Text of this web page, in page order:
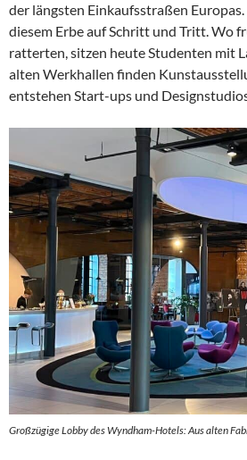
der längsten Einkaufsstraßen
diesem Erbe auf Schritt und Tritt. Wo
ratterten, sitzen heute Studenten mit
alten Werkhallen finden
entstehen Start-ups und
Großzügige Lobby des Wyndham-Hotels: Aus alten